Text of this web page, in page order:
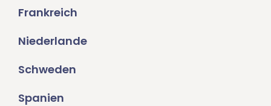
Frankreich
Niederlande
Schweden
Spanien